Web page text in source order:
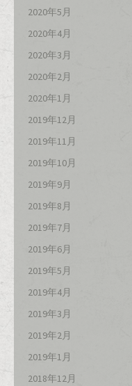
2020年5月
2020年4月
2020年3月
2020年2月
2020年1月
2019年12月
2019年11月
2019年10月
2019年9月
2019年8月
2019年7月
2019年6月
2019年5月
2019年4月
2019年3月
2019年2月
2019年1月
2018年12月